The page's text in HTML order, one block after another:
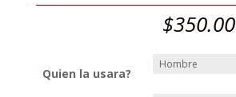
$350.00
Quien la usara?